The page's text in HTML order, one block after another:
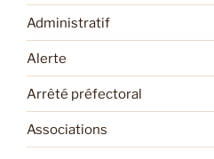
Administratif
Alerte
Arrêté préfectoral
Associations